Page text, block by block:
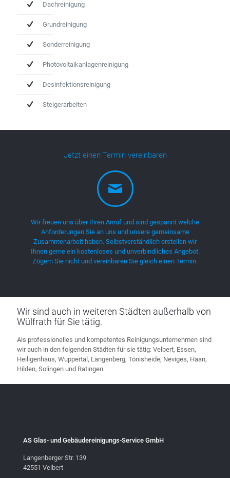
Dachreinigung
Grundreinigung
Sonderreinigung
Photovoltaikanlagenreinigung
Desinfektionsreinigung
Steigerarbeiten
Jetzt einen Termin vereinbaren
Wir freuen uns über Ihren Anruf und sind gespannt welche
Anforderungen Sie an uns und unsere gemeinsame
Zusammenarbeit haben. Selbstverständlich erstellen wir
Ihnen gerne ein kostenloses und unverbindliches Angebot.
Zögern Sie nicht und vereinbaren Sie gleich einen Termin.
Wir sind auch in weiteren Städten außerhalb von
Wülfrath für Sie tätig.
Als professionelles und kompetentes Reinigungsunternehmen sind
wir auch in den folgenden Städten für sie tätig: Velbert, Essen,
Heiligenhaus, Wuppertal, Langenberg, Tönisheide, Neviges, Haan,
Hilden, Solingen und Ratingen.
AS Glas- und Gebäudereinigungs-Service GmbH
Langenberger Str. 139
42551 Velbert